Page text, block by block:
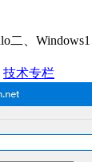
二、
技术专栏